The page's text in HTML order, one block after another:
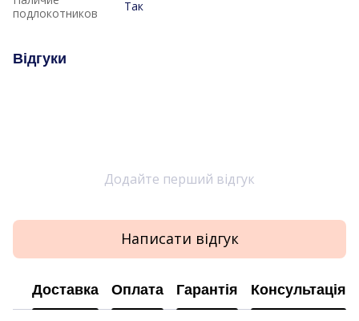
подлокотников
Так
Відгуки
Додайте перший відгук
Написати відгук
Доставка Оплата Гарантія Консультація